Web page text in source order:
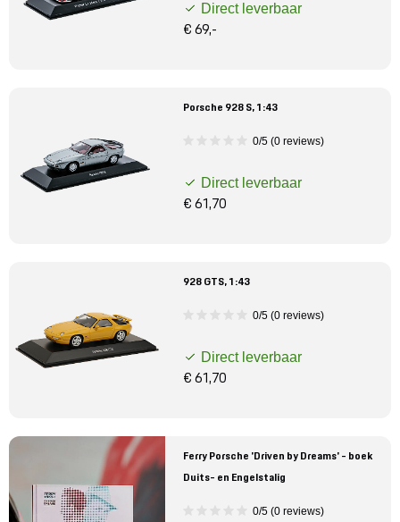
Direct leverbaar
€ 69,-
Porsche 928 S, 1:43
0/5 (0 reviews)
Direct leverbaar
€ 61,70
928 GTS, 1:43
0/5 (0 reviews)
Direct leverbaar
€ 61,70
Ferry Porsche 'Driven by Dreams' - boek
Duits- en Engelstalig
0/5 (0 reviews)